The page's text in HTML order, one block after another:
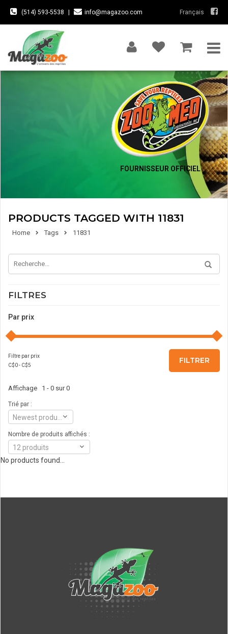
(514) 593-5538 info@magazoo.com Français
FOURNISSEUR OFFICIEL
PRODUCTS TAGGED WITH 11831
Home Tags 11831
FILTRES
Par prix
Filtre par prix
C$0- C$5
FILTRER
Affichage 1 - 0 sur 0
Trié par :
Nombre de produits affichés :
12 produits
No products found...